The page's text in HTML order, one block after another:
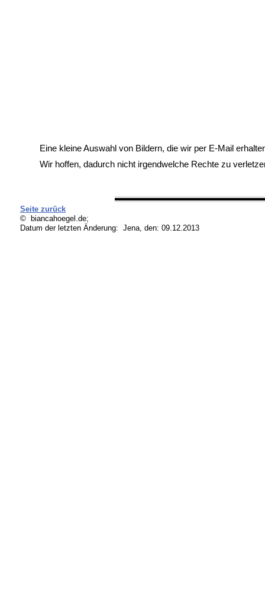
Eine kleine Auswahl von Bildern, die wir per E-Mail
Wir hoffen, dadurch nicht irgendwelche Rechte zu
Seite zurück
© biancahoegel.de;
Datum der letzten Änderung: Jena, den: 09.12.2013